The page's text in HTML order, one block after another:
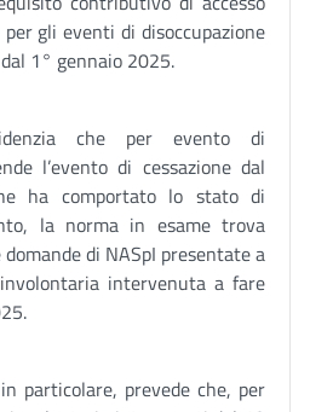
gli eventi di disoccupazione
1° gennaio 2025.
che per evento di
l’evento di cessazione dal
ha comportato lo stato di
la norma in esame trova
di NASpI presentate a
intervenuta a fare
particolare, prevede che, per